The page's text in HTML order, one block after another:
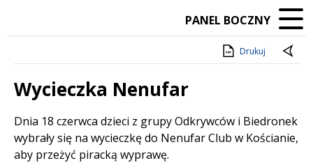
PANEL BOCZNY
Drukuj
Wycieczka Nenufar
Treść
Dnia 18 czerwca dzieci z grupy Odkrywców i Biedronek
wybrały się na wycieczkę do Nenufar Club w Kościanie,
aby przeżyć piracką wyprawę.